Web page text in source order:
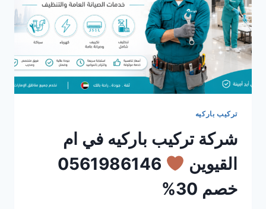
تركيب باركيه
شركة تركيب باركيه في ام
القيوين
0561986146
خصم 30%